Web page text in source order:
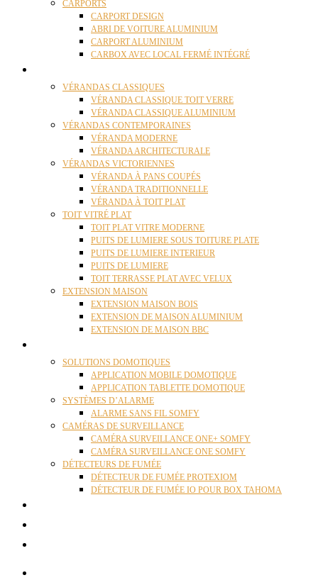
CARPORTS
CARPORT DESIGN
ABRI DE VOITURE ALUMINIUM
CARPORT ALUMINIUM
CARBOX AVEC LOCAL FERMÉ INTÉGRÉ
VÉRANDAS CLASSIQUES
VÉRANDA CLASSIQUE TOIT VERRE
VÉRANDA CLASSIQUE ALUMINIUM
VÉRANDAS CONTEMPORAINES
VÉRANDA MODERNE
VÉRANDA ARCHITECTURALE
VÉRANDAS VICTORIENNES
VÉRANDA À PANS COUPÉS
VÉRANDA TRADITIONNELLE
VÉRANDA À TOIT PLAT
TOIT VITRÉ PLAT
TOIT PLAT VITRE MODERNE
PUITS DE LUMIERE SOUS TOITURE PLATE
PUITS DE LUMIERE INTERIEUR
PUITS DE LUMIERE
TOIT TERRASSE PLAT AVEC VELUX
EXTENSION MAISON
EXTENSION MAISON BOIS
EXTENSION DE MAISON ALUMINIUM
EXTENSION DE MAISON BBC
SOLUTIONS DOMOTIQUES
APPLICATION MOBILE DOMOTIQUE
APPLICATION TABLETTE DOMOTIQUE
SYSTÈMES D’ALARME
ALARME SANS FIL SOMFY
CAMÉRAS DE SURVEILLANCE
CAMÉRA SURVEILLANCE ONE+ SOMFY
CAMÉRA SURVEILLANCE ONE SOMFY
DÉTECTEURS DE FUMÉE
DÉTECTEUR DE FUMÉE PROTEXIOM
DÉTECTEUR DE FUMÉE IO POUR BOX TAHOMA